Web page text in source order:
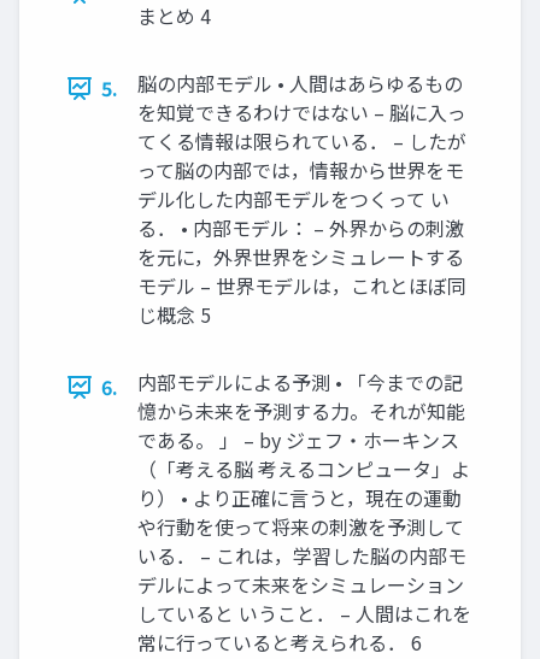
まとめ 4
5.
脳の内部モデル • 人間はあらゆるもの
を知覚できるわけではない – 脳に入っ
てくる情報は限られている． – したが
って脳の内部では，情報から世界をモ
デル化した内部モデルをつくって い
る． • 内部モデル： – 外界からの刺激
を元に，外界世界をシミュレートする
モデル – 世界モデルは，これとほぼ同
じ概念 5
6.
内部モデルによる予測 • 「今までの記
憶から未来を予測する力。それが知能
である。 」 – by ジェフ・ホーキンス
（「考える脳 考えるコンピュータ」よ
り） • より正確に言うと，現在の運動
や行動を使って将来の刺激を予測して
いる． – これは，学習した脳の内部モ
デルによって未来をシミュレーション
していると いうこと． – 人間はこれを
常に行っていると考えられる． 6